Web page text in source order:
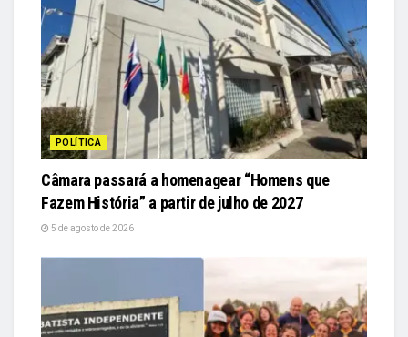
POLÍTICA
Câmara passará a homenagear “Homens que
Fazem História” a partir de julho de 2027
5 de agosto de 2026